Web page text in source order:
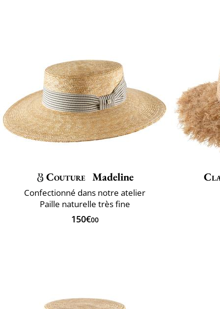
Couture Madeline
Confectionné dans notre atelier
Paille naturelle très fine
150€00